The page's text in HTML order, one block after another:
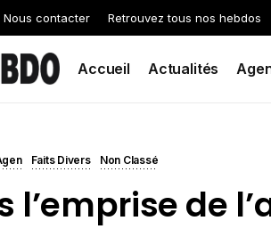
Nous contacter Retrouvez tous nos hebdos
Accueil Actualités
Faits Divers Non Classé
l’emprise de